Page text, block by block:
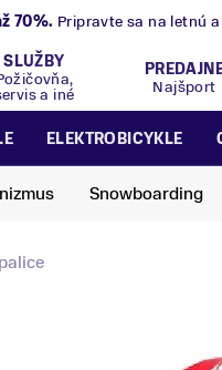
70%. Pripravte sa na letnú
SLUŽBY
a iné
Najšport
ELEKTROBICYKLE
Snowboarding